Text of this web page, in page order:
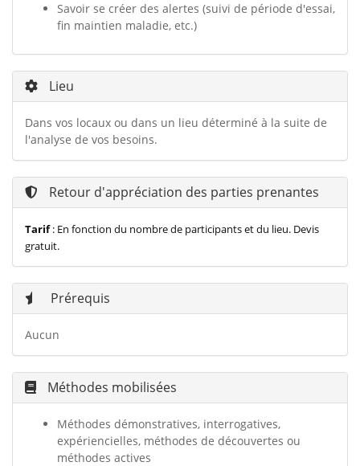
Savoir se créer des alertes (suivi de période d'essai,
fin maintien maladie, etc.)
Lieu
Dans vos locaux ou dans un lieu déterminé à la suite de
l'analyse de vos besoins.
Retour d'appréciation des parties prenantes
Tarif: En fonction du nombre de participants et du lieu. Devis
gratuit.
Prérequis
Aucun
Méthodes mobilisées
Méthodes démonstratives, interrogatives,
expériencielles, méthodes de découvertes ou
méthodes actives